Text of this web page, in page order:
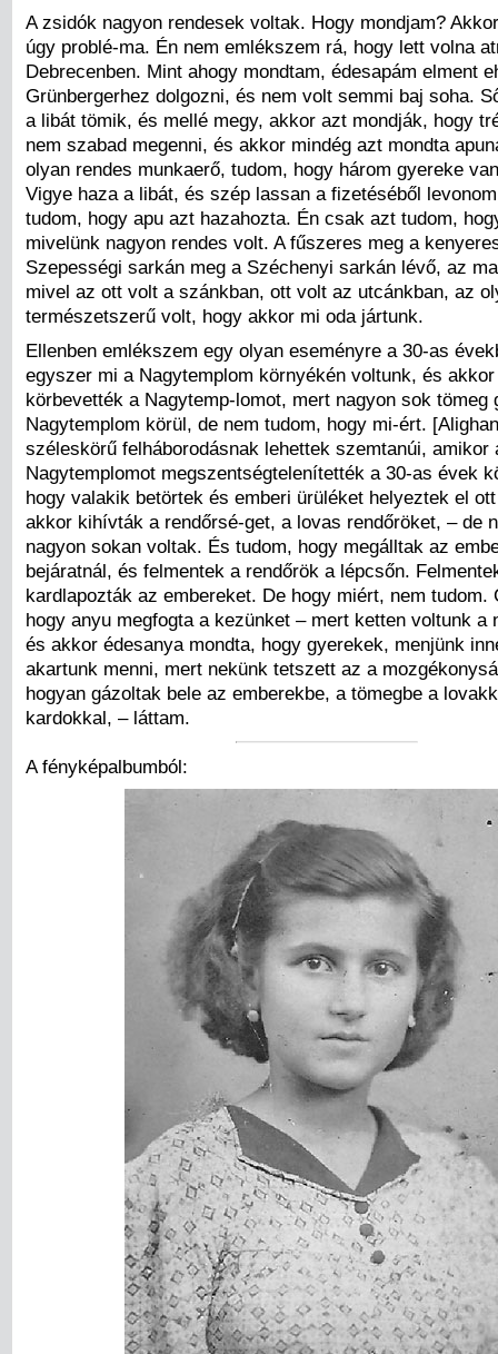
A zsidók nagyon rendesek voltak. Hogy mondjam?
úgy problé-ma. Én nem emlékszem rá, hogy lett volna
Debrecenben. Mint ahogy mondtam, édesapám elment
Grünbergerhez dolgozni, és nem volt semmi baj soha.
a libát tömik, és mellé megy, akkor azt mondják, hogy
nem szabad megenni, és akkor mindég azt mondta
olyan rendes munkaerő, tudom, hogy három gyereke
Vigye haza a libát, és szép lassan a fizetéséből
tudom, hogy apu azt hazahozta. Én csak azt tudom,
mivelünk nagyon rendes volt. A fűszeres meg a
Szepességi sarkán meg a Széchenyi sarkán lévő, az
mivel az ott volt a szánkban, ott volt az utcánkban, az
természetszerű volt, hogy akkor mi oda jártunk.
Ellenben emlékszem egy olyan eseményre a 30-as
egyszer mi a Nagytemplom környékén voltunk, és
körbevették a Nagytemp-lomot, mert nagyon sok tömeg
Nagytemplom körül, de nem tudom, hogy mi-ért.
széleskörű felháborodásnak lehettek szemtanúi, amikor
Nagytemplomot megszentségtelenítették a 30-as évek
hogy valakik betörtek és emberi ürüléket helyeztek el
akkor kihívták a rendőrsé-get, a lovas rendőröket, – de
nagyon sokan voltak. És tudom, hogy megálltak az
bejáratnál, és felmentek a rendőrök a lépcsőn.
kardlapozták az embereket. De hogy miért, nem tudom.
hogy anyu megfogta a kezünket – mert ketten voltunk a
és akkor édesanya mondta, hogy gyerekek, menjünk
akartunk menni, mert nekünk tetszett az a
hogyan gázoltak bele az emberekbe, a tömegbe a
kardokkal, – láttam.
A fényképalbumból: